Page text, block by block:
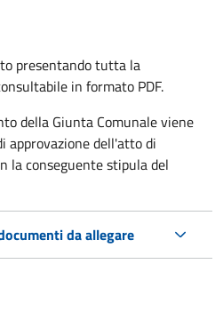
presentando tutta la
in formato PDF.
della Giunta Comunale viene
approvazione dell'atto di
la conseguente stipula del
da allegare